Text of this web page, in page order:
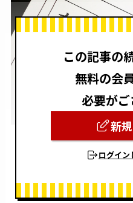
この記事の
無料の会
必要がご
新
ログイン